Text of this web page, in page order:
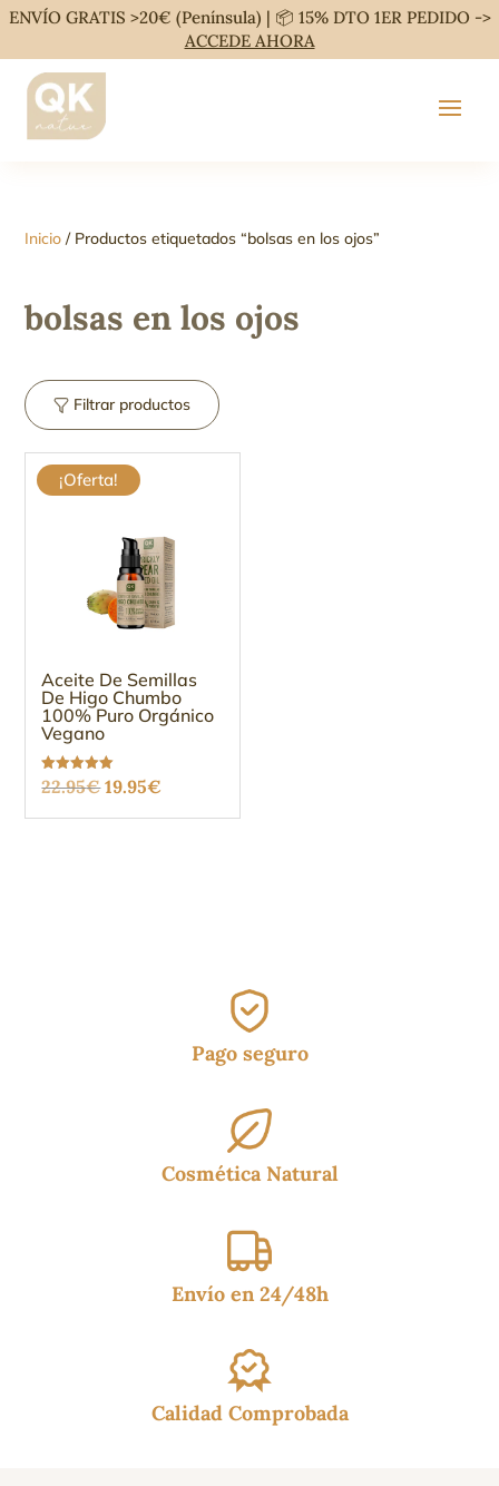
ENVÍO GRATIS >20€ (Península) | 📦 15% DTO 1ER PEDIDO ->
ACCEDE AHORA
Inicio / Productos etiquetados “bolsas en los ojos”
bolsas en los ojos
Filtrar productos
¡Oferta!
Aceite De Semillas
De Higo Chumbo
100% Puro Orgánico
Vegano
Valorado
con
de 5
22.95€El
precio
19.95€
precio
Pago seguro
Cosmética Natural
Envío en 24/48h
Calidad Comprobada